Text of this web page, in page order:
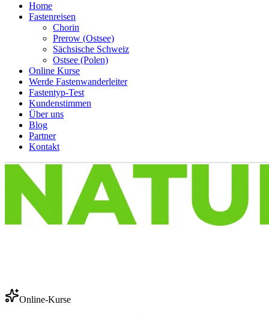
Home
Fastenreisen
Chorin
Prerow (Ostsee)
Sächsische Schweiz
Ostsee (Polen)
Online Kurse
Werde Fastenwanderleiter
Fastentyp-Test
Kundenstimmen
Über uns
Blog
Partner
Kontakt
Online-Kurse